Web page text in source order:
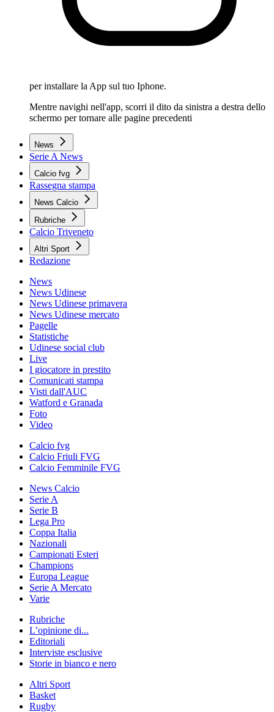
per installare la App sul tuo Iphone.
Mentre navighi nell'app, scorri il dito da sinistra a destra dello
schermo per tornare alle pagine precedenti
News
Serie A News
Calcio fvg
Rassegna stampa
News Calcio
Rubriche
Calcio Triveneto
Altri Sport
Redazione
News
News Udinese
News Udinese primavera
News Udinese mercato
Pagelle
Statistiche
Udinese social club
Live
I giocatore in prestito
Comunicati stampa
Visti dall'AUC
Watford e Granada
Foto
Video
Calcio fvg
Calcio Friuli FVG
Calcio Femminile FVG
News Calcio
Serie A
Serie B
Lega Pro
Coppa Italia
Nazionali
Campionati Esteri
Champions
Europa League
Serie A Mercato
Varie
Rubriche
L’opinione di...
Editoriali
Interviste esclusive
Storie in bianco e nero
Altri Sport
Basket
Rugby